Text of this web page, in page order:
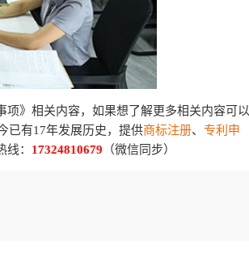
》相关内容，如果想了解更多相关内容可以
已有17年发展历史，提供商标注册、 专利申
： 17324810679 （微信同步）